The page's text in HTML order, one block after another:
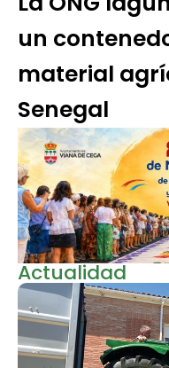
un
material
Senegal
Actualidad